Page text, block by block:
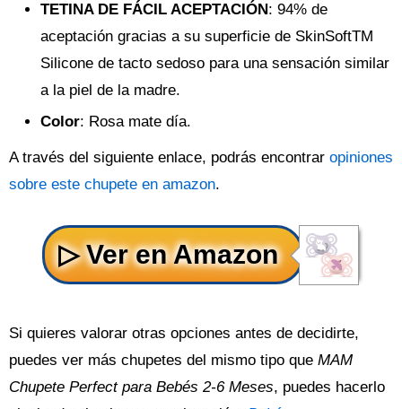
TETINA DE FÁCIL ACEPTACIÓN: 94% de
aceptación gracias a su superficie de SkinSoftTM
Silicone de tacto sedoso para una sensación similar
a la piel de la madre.
Color: Rosa mate día.
A través del siguiente enlace, podrás encontrar opiniones
sobre este chupete en amazon.
Si quieres valorar otras opciones antes de decidirte,
puedes ver más chupetes del mismo tipo que MAM
Chupete Perfect para Bebés 2-6 Meses, puedes hacerlo